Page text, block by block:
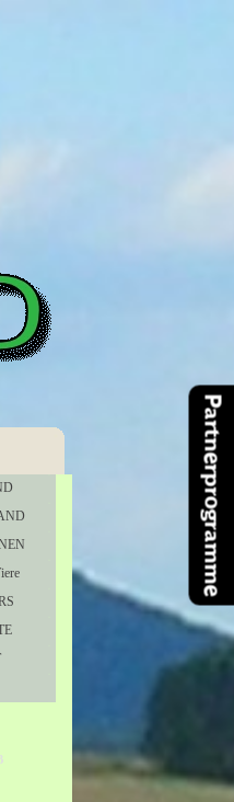
Partnerprogramme
überspringen
▼